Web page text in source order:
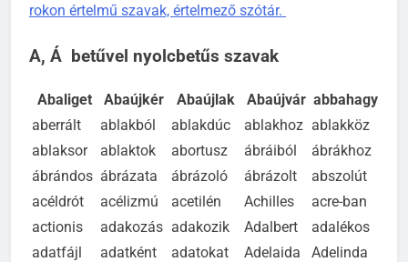
rokon értelmű szavak, értelmező szótár.
A, Á betűvel nyolcbetűs szavak
Abaliget Abaújkér Abaújlak Abaújvár abbahagy
aberrált
ablakból ablakdúc ablakhoz ablakköz
ablak­sor
ablaktok abortusz ábráiból
ábrákhoz
ábrándos ábrázata ábrázoló ábrázolt
abszolút
acéldrót
acélizmú acetilén Achilles
acre-ban
actionis
adakozás adakozik Adalbert
adalékos
adatfájl
adatként adatokat Adelaida
Adelinda